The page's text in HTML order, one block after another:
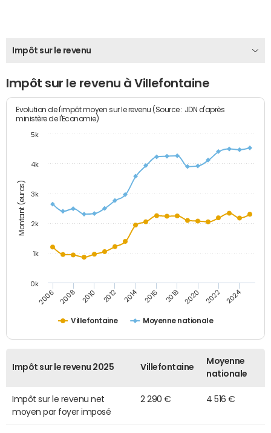
Impôt sur le revenu
Impôt sur le revenu à Villefontaine
Montant (euros)
Evolution de l'impôt moyen sur le revenu (Source : JDN d'après
ministère de l'Economie)
Villefontaine Moyenne nationale
2006 2008 2010 2012 2014 2016 2018 2020 2022 2024
0k
1k
2k
3k
4k
5k
Impôt sur le revenu 2025 Villefontaine
Moyenne
nationale
Impôt sur le revenu net
moyen par foyer imposé
2 290 € 4 516 €